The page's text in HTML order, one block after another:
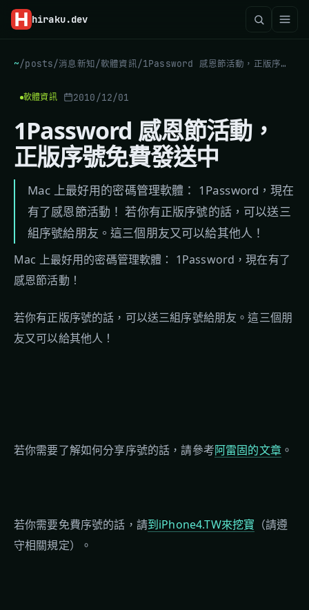
hiraku.dev
~/posts/消息新知/軟體資訊/ 1Password 感恩節活動，正版序號免費發送中
軟體資訊 2010/12/01
1Password 感恩節活動，
正版序號免費發送中
Mac 上最好用的密碼管理軟體： 1Password，現在
有了感恩節活動！ 若你有正版序號的話，可以送三
組序號給朋友。這三個朋友又可以給其他人！
Mac 上最好用的密碼管理軟體： 1Password，現在有了
感恩節活動！
若你有正版序號的話，可以送三組序號給朋友。這三個朋
友又可以給其他人！
若你需要了解如何分享序號的話，請參考阿雷固的文章。
若你需要免費序號的話，請到iPhone4.TW來挖寶 （請遵
守相關規定）。